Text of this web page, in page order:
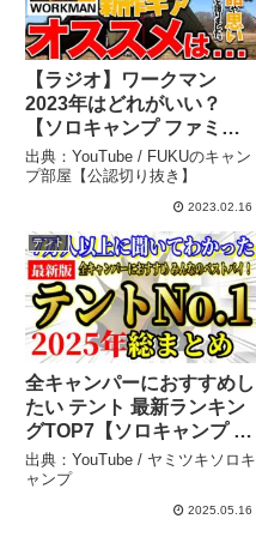
【ラジオ】ワークマン
2023年はどれがいい？
【ソロキャンプ ファミリ
ーキャンプ】 – FUKUのキ
ャンプ部屋【公認切り抜
出典：YouTube / FUKUのキャン
プ部屋【公認切り抜き】
2023.02.16
テント
全キャンパーにおすすめし
たい テント 最新ランキン
グTOP7【ソロキャンプ フ
ァミリーキャンプ キャン
プ道具】 – ヤミツキソロキ
出典：YouTube / ヤミツキソロキ
ャンプ
2025.05.16